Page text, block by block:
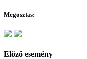
Megosztás:
Előző esemény